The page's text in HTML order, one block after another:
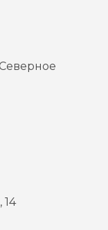
Северное
14